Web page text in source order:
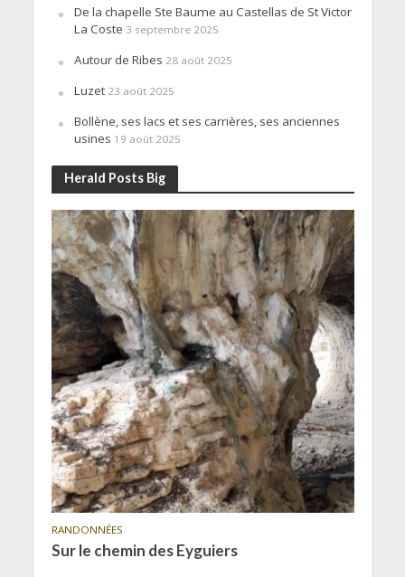
De la chapelle Ste Baume au Castellas de St Victor
La Coste 3 septembre 2025
Autour de Ribes 28 août 2025
Luzet 23 août 2025
Bollène, ses lacs et ses carrières, ses anciennes
usines 19 août 2025
Herald Posts Big
RANDONNÉES
Sur le chemin des Eyguiers